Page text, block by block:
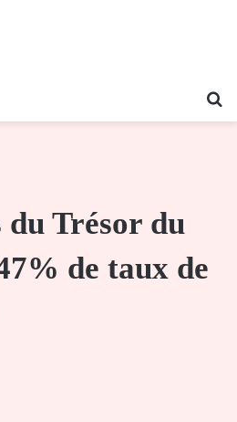
Trésor du
de taux de